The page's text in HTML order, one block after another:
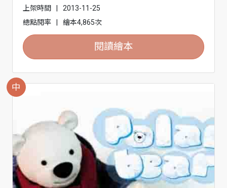
上架時間
|
2013-11-25
總點閱率
| 繪本4,865次
閱讀繪本
中